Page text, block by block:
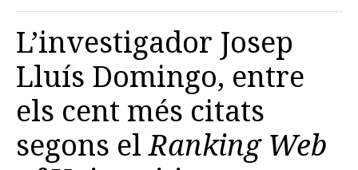
RECERCA
DOCÈNCIA
INSTITUCIÓ
VIDA AL CAMPUS
COMUNITAT URV
L’investigador Josep
Lluís Domingo, entre
els cent més citats
segons elRanking Web